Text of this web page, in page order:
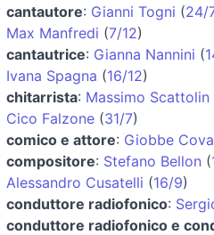
cantautore: Gianni Togni (24/
Max Manfredi (7/12)
cantautrice: Gianna Nannini (
Ivana Spagna (16/12)
chitarrista: Massimo Scattolin
Cico Falzone (31/7)
comico e attore: Giobbe
compositore: Stefano Bellon (
Alessandro Cusatelli (16/9)
conduttore radiofonico:
conduttore radiofonico e